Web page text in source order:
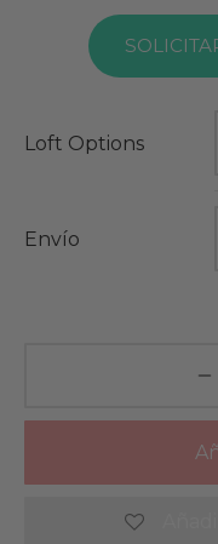
Loft Options
Envío